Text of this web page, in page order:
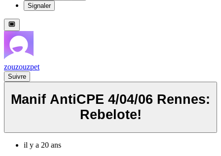
Signaler
zouzouzpet
Suivre
Manif AntiCPE 4/04/06 Rennes:
Rebelote!
il y a 20 ans